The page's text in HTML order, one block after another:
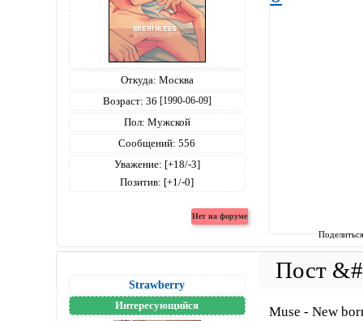
Откуда: Москва
Возраст: 36 [1990-06-09]
Пол: Мужской
Сообщений: 556
Уважение: [+18/-3]
Позитив: [+1/-0]
Strawberry
Интересующийся Muse - New